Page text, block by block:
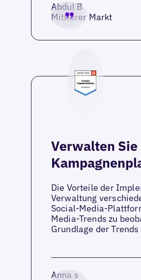
Abdul B
Mittlerer Markt
Verwalten Sie
Die Vorteile der
Verwaltung
Social-Media-
Media-Trends zu
Grundlage der
Anna s